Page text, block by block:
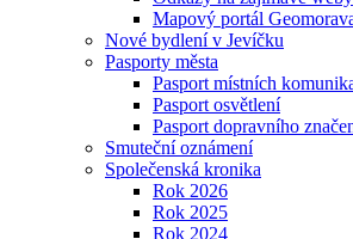
Mapový portál
Nové bydlení v Jevíčku
Pasporty města
Pasport místních
Pasport osvětlení
Pasport dopravního
Smuteční oznámení
Společenská kronika
Rok 2026
Rok 2025
Rok 2024